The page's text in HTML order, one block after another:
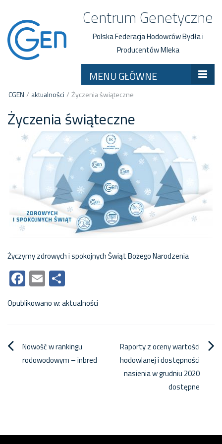
Centrum Genetyczne
Polska Federacja Hodowców Bydła i
Producentów Mleka
MENU GŁÓWNE
CGEN / aktualności / Życzenia świąteczne
Życzenia świąteczne
Życzymy zdrowych i spokojnych Świąt Bożego Narodzenia
Facebook
Email
Opublikowano w:aktualności
Nawigacja
Nowość w rankingu
rodowodowym – inbred
Raporty z oceny wartości
hodowlanej i dostępności
nasienia w grudniu 2020
dostępne